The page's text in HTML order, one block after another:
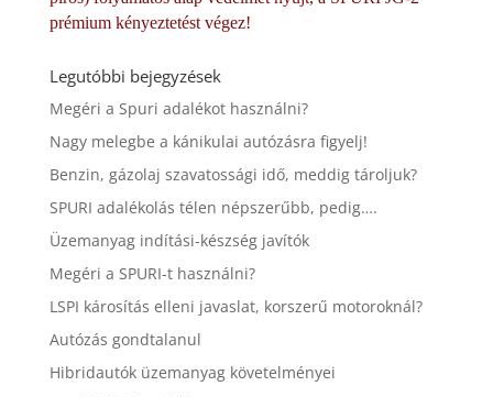
prémium kényeztetést végez!
Legutóbbi bejegyzések
Megéri a Spuri adalékot használni?
Nagy melegbe a kánikulai autózásra figyelj!
Benzin, gázolaj szavatossági idő, meddig tároljuk?
SPURI adalékolás télen népszerűbb, pedig….
Üzemanyag indítási-készség javítók
Megéri a SPURI-t használni?
LSPI károsítás elleni javaslat, korszerű motoroknál?
Autózás gondtalanul
Hibridautók üzemanyag követelményei